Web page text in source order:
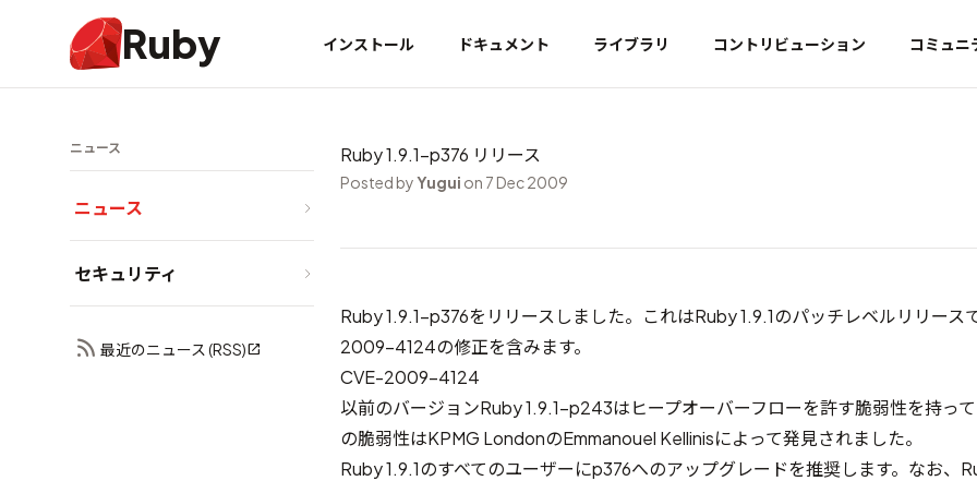
Ruby インストール ドキュメント ライブラリ コントリビューション コミュニ
ニュース
ニュース
セキュリティ
最近のニュース (RSS)
Ruby 1.9.1-p376 リリース
Posted byYugui on 7 Dec 2009
Ruby 1.9.1-p376をリリースしました。これはRuby 1.9.1のパッチレベルリリース
2009-4124の修正を含みます。
CVE-2009-4124
以前のバージョンRuby 1.9.1-p243はヒープオーバーフローを許す脆弱性を持っ
の脆弱性はKPMG LondonのEmmanouel Kellinisによって発見されました。
Ruby 1.9.1のすべてのユーザーにp376へのアップグレードを推奨します。なお、